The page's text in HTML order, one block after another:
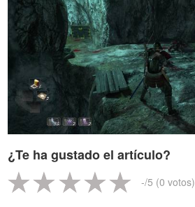
¿Te ha gustado el artículo?
-/5 (0 votos)